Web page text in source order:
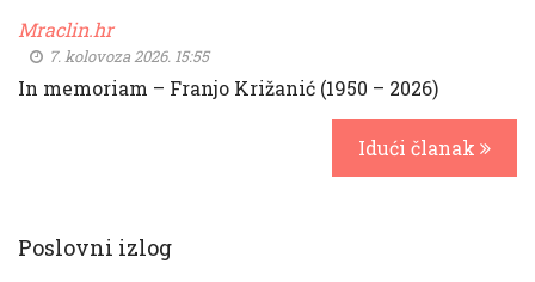
Mraclin.hr
7. kolovoza 2026. 15:55
In memoriam – Franjo Križanić (1950 – 2026)
Idući članak
Poslovni izlog